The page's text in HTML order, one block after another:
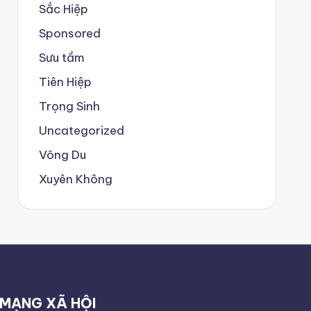
Sắc Hiệp
Sponsored
Sưu tầm
Tiên Hiệp
Trọng Sinh
Uncategorized
Võng Du
Xuyên Không
MẠNG XÃ HỘI